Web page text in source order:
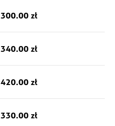
300.00 zł
340.00 zł
420.00 zł
330.00 zł